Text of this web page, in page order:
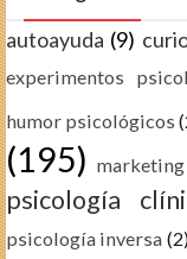
autoayuda (9)
experimentos
humor psicológicos
(195) marketing
psicología
psicología inversa